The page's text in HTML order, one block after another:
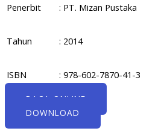
Penerbit : PT. Mizan Pustaka
Tahun : 2014
ISBN : 978-602-7870-41-3
BACA ONLINE
DOWNLOAD